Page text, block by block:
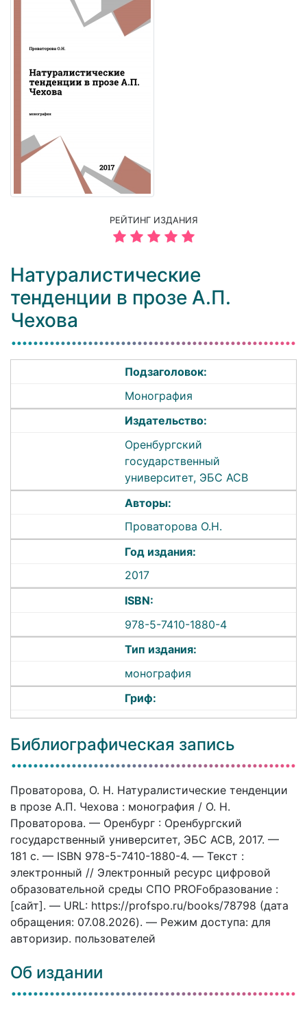
РЕЙТИНГ ИЗДАНИЯ
Натуралистические
тенденции в прозе А.П.
Чехова
Подзаголовок:
Монография
Издательство:
Оренбургский
государственный
университет, ЭБС АСВ
Авторы:
Проваторова О.Н.
Год издания:
2017
ISBN:
978-5-7410-1880-4
Тип издания:
монография
Гриф:
Библиографическая запись
Проваторова, О. Н. Натуралистические тенденции
в прозе А.П. Чехова : монография / О. Н.
Проваторова. — Оренбург : Оренбургский
государственный университет, ЭБС АСВ, 2017. —
181 c. — ISBN 978-5-7410-1880-4. — Текст :
электронный // Электронный ресурс цифровой
образовательной среды СПО PROFобразование :
[сайт]. — URL: https://profspo.ru/books/78798 (дата
обращения: 07.08.2026). — Режим доступа: для
авторизир. пользователей
Об издании